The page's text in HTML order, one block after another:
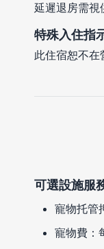
延遲退房需視
特殊入住指
此住宿恕不在
可選設施服
寵物托管
寵物費：